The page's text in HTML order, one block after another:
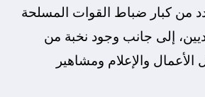
من كبار ضباط القوات المسلحة
إلى جانب وجود نخبة من
والإعلام ومشاهير